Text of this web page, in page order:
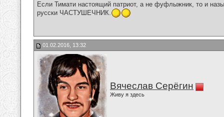
Если Тимати настоящий патриот, а не фуфлыжник, то и
русски ЧАСТУШЕЧНИК.
01.02.2016, 13:32
Вячеслав Серёгин
Живу я здесь